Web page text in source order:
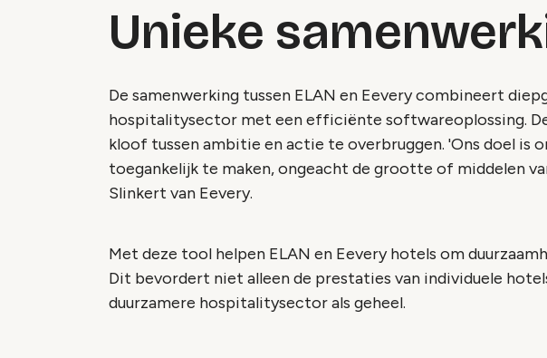
Unieke
De samenwerking tussen ELAN en Eevery combineert
hospitalitysector met een efficiënte softwareoplossing.
kloof tussen ambitie en actie te overbruggen. 'Ons doel is
toegankelijk te maken, ongeacht de grootte of middelen
Slinkert van Eevery.
Met deze tool helpen ELAN en Eevery hotels om
Dit bevordert niet alleen de prestaties van individuele
duurzamere hospitalitysector als geheel.